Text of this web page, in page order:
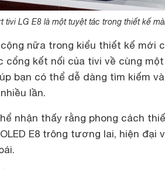
tivi LG E8 là một tuyệt tác trong thiết kế
nữa trong kiểu thiết kế mới
cổng kết nối của tivi về cùng
bạn có thể dễ dàng tìm kiếm
lần.
nhận thấy rằng phong cách
OLED E8 trông tương lai, hiện đại